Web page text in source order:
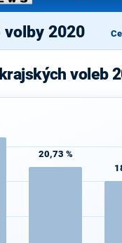
Pořady
volby 2020
voleb
20,73 %